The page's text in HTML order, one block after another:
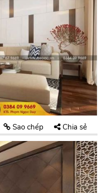
Sao chép Chia sẻ